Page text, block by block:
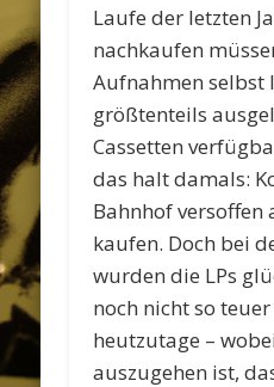
Laufe der letzten
nachkaufen
Aufnahmen selbst
größtenteils
Cassetten
das halt damals:
Bahnhof versoffen
kaufen. Doch bei
wurden die LPs
noch nicht so
heutzutage –
auszugehen ist,